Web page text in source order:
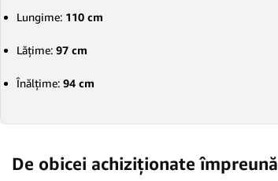
Lungime: 110 cm
Lățime: 97 cm
Înălțime: 94 cm
De obicei achiziționate împreună